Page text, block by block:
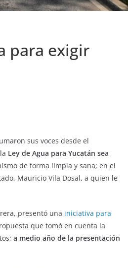
para exigir
sus voces desde el
Ley de Agua para Yucatán sea
de forma limpia y sana; en el
Mauricio Vila Dosal, a quien le
presentó una iniciativa para
que tomó en cuenta la
a medio año de la presentación